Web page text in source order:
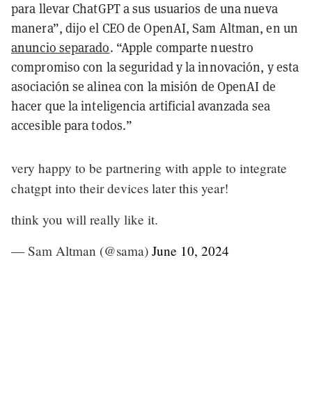
para llevar ChatGPT a sus usuarios de una nueva
manera”, dijo el CEO de OpenAI, Sam Altman, en un
anuncio separado. “Apple comparte nuestro
compromiso con la seguridad y la innovación, y esta
asociación se alinea con la misión de OpenAI de
hacer que la inteligencia artificial avanzada sea
accesible para todos.”
very happy to be partnering with apple to integrate
chatgpt into their devices later this year!
think you will really like it.
— Sam Altman (@sama) June 10, 2024